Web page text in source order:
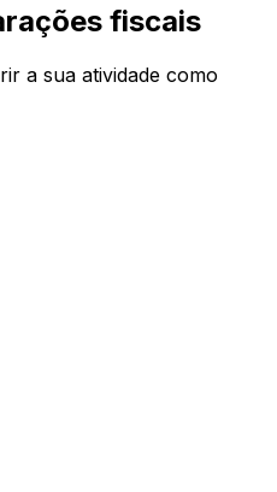
fiscais
a sua atividade como